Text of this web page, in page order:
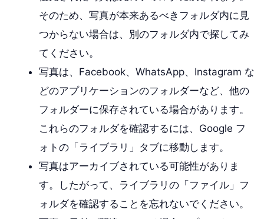
そのため、写真が本来あるべきフォルダ内に見
つからない場合は、別のフォルダ内で探してみ
てください。
写真は、Facebook、WhatsApp、Instagram な
どのアプリケーションのフォルダーなど、他の
フォルダーに保存されている場合があります。
これらのフォルダを確認するには、Google フ
ォトの「ライブラリ」タブに移動します。
写真はアーカイブされている可能性がありま
す。したがって、ライブラリの「ファイル」フ
ォルダを確認することを忘れないでください。